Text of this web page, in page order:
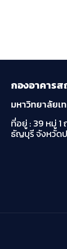
กองอาคาร
มหาวิทยาลัยเ
ที่อยู่ : 39 หมู่
ธัญบุรี จังหวัดป